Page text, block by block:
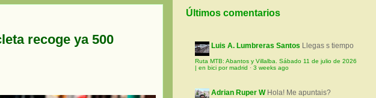
recoge ya 500
Últimos comentarios
Luis A. Lumbreras Santos Llegas s tiempo
Ruta MTB: Abantos y Villalba. Sábado 11 de julio de 2026
| en bici por madrid · 3 weeks ago
Adrian Ruper W Hola! Me apuntais?